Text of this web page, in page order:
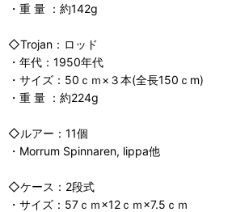
・重 量 ：約142g
◇Trojan：ロッド
・年代：1950年代
・サイズ：50ｃｍ×３本(全長150ｃm)
・重 量 ：約224g
◇ルアー：11個
・Morrum Spinnaren, lippa他
◇ケース：2段式
・サイズ：57ｃｍ×12ｃｍ×7.5ｃｍ